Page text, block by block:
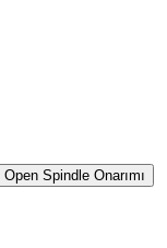
Open Spindle Onarımı